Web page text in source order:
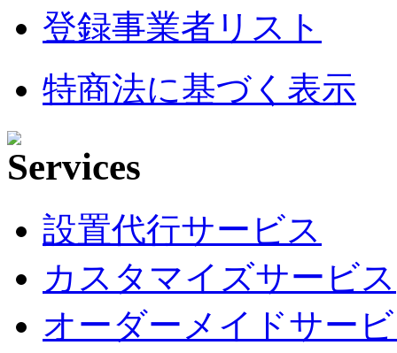
登録事業者リスト
特商法に基づく表示
設置代行サービス
カスタマイズサービス
オーダーメイドサー